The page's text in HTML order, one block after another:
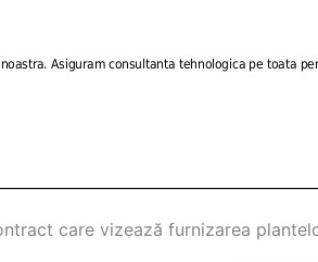
care vizează furnizarea